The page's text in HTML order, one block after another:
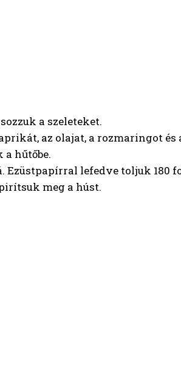
a szeleteket.
az olajat, a rozmaringot és
a hűtőbe.
Ezüstpapírral lefedve toljuk 180
meg a húst.